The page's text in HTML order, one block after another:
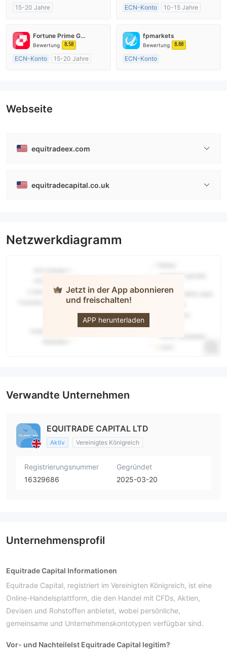
15-20 Jahre
Market Making (MM)
Selbstforschung
ECN-Konto
10-15 Jahre
Market Making (MM)
MT4-Volllizenz
Fortune Prime Global
Bewertung 8.58
ECN-Konto
15-20 Jahre
fpmarkets
Bewertung 8.88
ECN-Konto
Webseite
equitradeex.com
equitradecapital.co.uk
Netzwerkdiagramm
Jetzt in der App abonnieren
und freischalten!
APP herunterladen
Equitrade
Verwandte Unternehmen
EQUITRADE CAPITAL LTD
Aktiv Vereinigtes Königreich
Registrierungsnummer
16329686
Gegründet
2025-03-20
Unternehmensprofil
Equitrade Capital Informationen
Equitrade Capital, registriert im Vereinigten Königreich, ist eine
Online-Handelsplattform, die den Handel mit CFDs, Aktien,
Devisen und Rohstoffen anbietet, wobei persönliche,
gemeinsame und Unternehmenskontotypen verfügbar sind.
Vor- und NachteileIst Equitrade Capital legitim?